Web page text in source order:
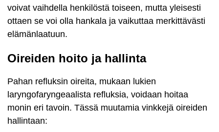
voivat vaihdella henkilöstä toiseen, mutta yleisesti
ottaen se voi olla hankala ja vaikuttaa merkittävästi
elämänlaatuun.
Oireiden hoito ja hallinta
Pahan refluksin oireita, mukaan lukien
laryngofaryngeaalista refluksia, voidaan hoitaa
monin eri tavoin. Tässä muutamia vinkkejä oireiden
hallintaan: